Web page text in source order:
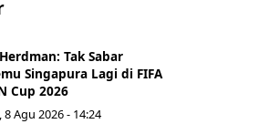
Tak Sabar
Singapura Lagi di FIFA
Cup 2026
8 Agu 2026 - 14:24